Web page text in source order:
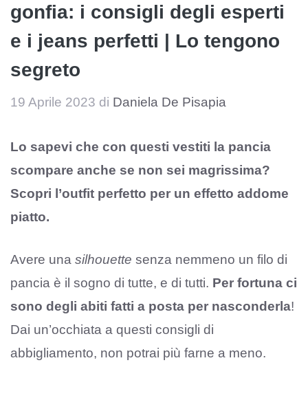
gonfia: i consigli degli esperti
e i jeans perfetti | Lo tengono
segreto
19 Aprile 2023 di Daniela De Pisapia
Lo sapevi che con questi vestiti la pancia
scompare anche se non sei magrissima?
Scopri l’outfit perfetto per un effetto addome
piatto.
Avere una silhouette senza nemmeno un filo di
pancia è il sogno di tutte, e di tutti. Per fortuna ci
sono degli abiti fatti a posta per nasconderla!
Dai un’occhiata a questi consigli di
abbigliamento, non potrai più farne a meno.